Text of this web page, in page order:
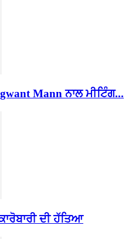
Mann ਨਾਲ ਮੀਟਿੰਗ...
ਦੀ ਹੱਤਿਆ